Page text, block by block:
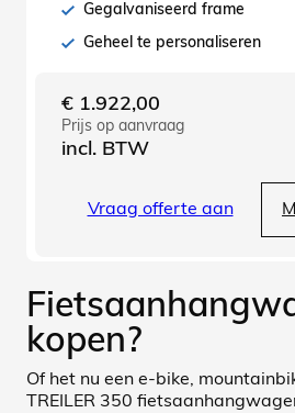
Gegalvaniseerd frame
Geheel te personaliseren
€ 1.922,00
Prijs op aanvraag
incl. BTW
Vraag offerte aan
kopen?
Of het nu een e-bike,
TREILER 350